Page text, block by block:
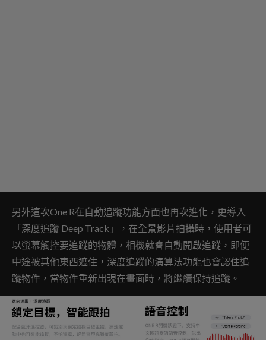
另外這次One R在自動追蹤功能方面也再次進化，更導入
「深度追蹤 Deep Track」，在全景影片拍攝時，使用者可
以螢幕觸控要追蹤的物體，相機就會自動開啟追蹤，即便
中途被其他東西遮住，深度追蹤的演算法功能也會認住追
蹤物件，當物件重新出現在畫面時，將繼續保持追蹤。